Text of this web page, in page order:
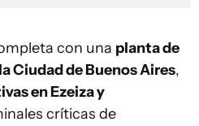
con una planta de
Ciudad de Buenos Aires,
en Ezeiza y
críticas de